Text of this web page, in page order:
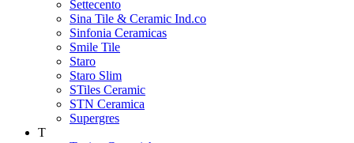
Settecento
Sina Tile & Ceramic Ind.co
Sinfonia Ceramicas
Smile Tile
Staro
Staro Slim
STiles Ceramic
STN Ceramica
Supergres
T